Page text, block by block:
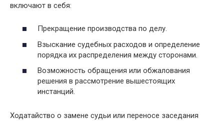
включают в себя:
Прекращение производства по делу.
Взыскание судебных расходов и определение
порядка их распределения между сторонами.
Возможность обращения или обжалования
решения в рассмотрение вышестоящих
инстанций.
Ходатайство о замене судьи или переносе заседания